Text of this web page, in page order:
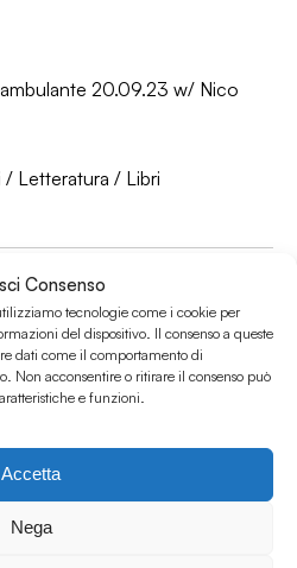
Consenso
tecnologie come i cookie per
del dispositivo. Il consenso a queste
dati come il comportamento di
Non acconsentire o ritirare il consenso può
e funzioni.
Accetta
Nega
ambulante 20.09.23 w/ Nico
/ Letteratura / Libri
- Il re ombra di Maaza